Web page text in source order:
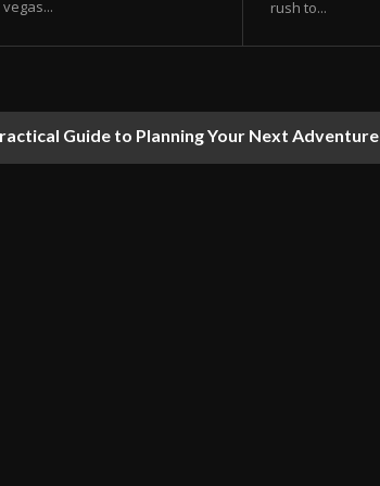
rush to...
Guide to Planning Your Next Adventure